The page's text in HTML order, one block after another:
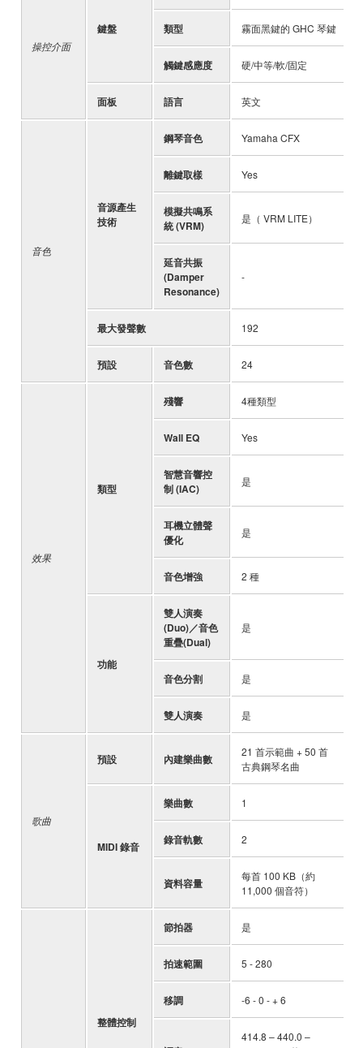
操控介面
鍵盤 類型 霧面黑鍵的 GHC 琴鍵
觸鍵感應度 硬/中等/軟/固定
面板 語言 英文
音色
音源產生
技術
鋼琴音色 Yamaha CFX
離鍵取樣 Yes
模擬共鳴系
統 (VRM)
是（ VRM LITE）
延音共振
(Damper
Resonance)
-
最大發聲數 192
預設 音色數 24
效果
類型
殘響 4種類型
Wall EQ Yes
智慧音響控
制 (IAC)
是
耳機立體聲
優化
是
音色增強 2 種
功能
雙人演奏
(Duo)／音色
重疊(Dual)
是
音色分割 是
雙人演奏 是
歌曲
預設 內建樂曲數
21 首示範曲 + 50 首
古典鋼琴名曲
MIDI 錄音
樂曲數 1
錄音軌數 2
資料容量
每首 100 KB（約
11,000 個音符）
整體控制
節拍器 是
拍速範圍 5 - 280
移調 -6 - 0 - + 6
414.8 – 440.0 –